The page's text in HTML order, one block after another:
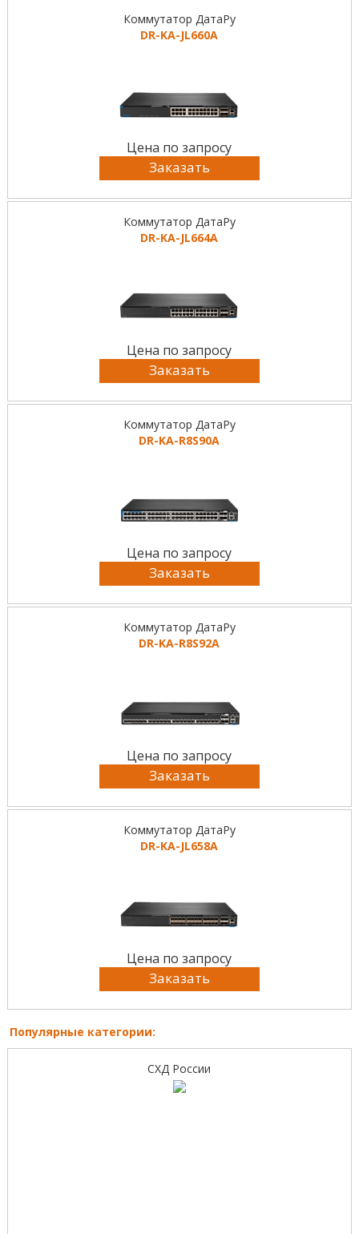
Коммутатор ДатаРу
DR-KА-JL660A
Цена по запросу
Заказать
Коммутатор ДатаРу
DR-KА-JL664A
Цена по запросу
Заказать
Коммутатор ДатаРу
DR-KА-R8S90A
Цена по запросу
Заказать
Коммутатор ДатаРу
DR-KА-R8S92A
Цена по запросу
Заказать
Коммутатор ДатаРу
DR-KА-JL658A
Цена по запросу
Заказать
Популярные категории:
СХД России